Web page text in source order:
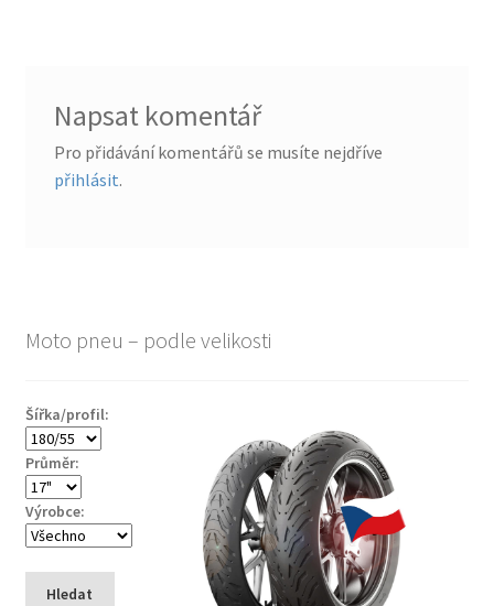
Napsat komentář
Pro přidávání komentářů se musíte nejdříve
přihlásit.
Moto pneu – podle velikosti
Šířka/profil:
Průměr:
Výrobce:
Hledat